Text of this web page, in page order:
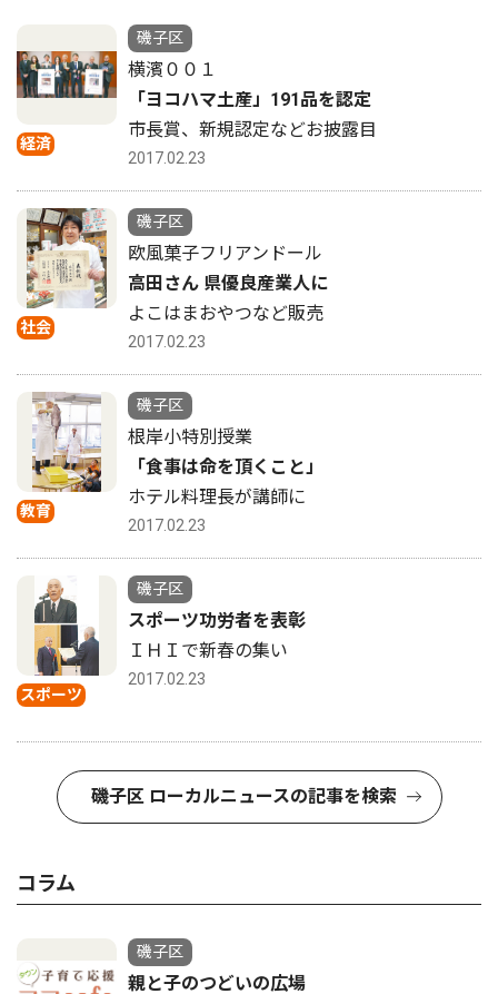
経済
磯子区
横濱００１
「ヨコハマ土産」191品を認定
市長賞、新規認定などお披露目
2017.02.23
社会
磯子区
欧風菓子フリアンドール
高田さん 県優良産業人に
よこはまおやつなど販売
2017.02.23
教育
磯子区
根岸小特別授業
「食事は命を頂くこと」
ホテル料理長が講師に
2017.02.23
スポーツ
磯子区
スポーツ功労者を表彰
ＩＨＩで新春の集い
2017.02.23
磯子区 ローカルニュースの記事を検索
コラム
磯子区
親と子のつどいの広場